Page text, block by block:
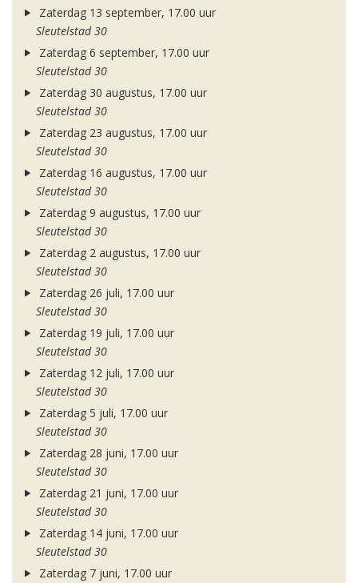
Zaterdag 13 september, 17.00 uur
Sleutelstad 30
Zaterdag 6 september, 17.00 uur
Sleutelstad 30
Zaterdag 30 augustus, 17.00 uur
Sleutelstad 30
Zaterdag 23 augustus, 17.00 uur
Sleutelstad 30
Zaterdag 16 augustus, 17.00 uur
Sleutelstad 30
Zaterdag 9 augustus, 17.00 uur
Sleutelstad 30
Zaterdag 2 augustus, 17.00 uur
Sleutelstad 30
Zaterdag 26 juli, 17.00 uur
Sleutelstad 30
Zaterdag 19 juli, 17.00 uur
Sleutelstad 30
Zaterdag 12 juli, 17.00 uur
Sleutelstad 30
Zaterdag 5 juli, 17.00 uur
Sleutelstad 30
Zaterdag 28 juni, 17.00 uur
Sleutelstad 30
Zaterdag 21 juni, 17.00 uur
Sleutelstad 30
Zaterdag 14 juni, 17.00 uur
Sleutelstad 30
Zaterdag 7 juni, 17.00 uur